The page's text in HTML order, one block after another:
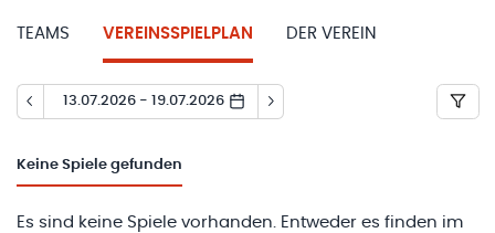
TEAMS VEREINSSPIELPLAN DER VEREIN
13.07.2026 - 19.07.2026
Keine Spiele gefunden
Es sind keine Spiele vorhanden. Entweder es finden im